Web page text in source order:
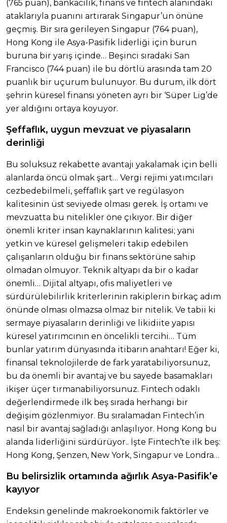
(765 puan), bankacılık, finans ve fintech alanındaki
ataklarıyla puanını artırarak Singapur’un önüne
geçmiş. Bir sıra gerileyen Singapur (764 puan),
Hong Kong ile Asya-Pasifik liderliği için burun
buruna bir yarış içinde… Beşinci sıradaki San
Francisco (744 puan) ile bu dörtlü arasında tam 20
puanlık bir uçurum bulunuyor. Bu durum, ilk dört
şehrin küresel finansı yöneten ayrı bir ‘Süper Lig’de
yer aldığını ortaya koyuyor.
Şeffaflık, uygun mevzuat ve piyasaların
derinliği
Bu soluksuz rekabette avantajı yakalamak için belli
alanlarda öncü olmak şart… Vergi rejimi yatımcıları
cezbedebilmeli, şeffaflık şart ve regülasyon
kalitesinin üst seviyede olması gerek. İş ortamı ve
mevzuatta bu nitelikler öne çıkıyor. Bir diğer
önemli kriter insan kaynaklarının kalitesi; yani
yetkin ve küresel gelişmeleri takip edebilen
çalışanların olduğu bir finans sektörüne sahip
olmadan olmuyor. Teknik altyapı da bir o kadar
önemli… Dijital altyapı, ofis maliyetleri ve
sürdürülebilirlik kriterlerinin rakiplerin birkaç adım
önünde olması olmazsa olmaz bir nitelik. Ve tabii ki
sermaye piyasaların derinliği ve likidiite yapısı
küresel yatırımcının en öncelikli tercihi… Tüm
bunlar yatırım dünyasında itibarın anahtarı! Eğer ki,
finansal teknolojilerde de fark yaratabiliyorsunuz,
bu da önemli bir avantaj ve bu sayede basamakları
ikişer üçer tırmanabiliyorsunuz. Fintech odaklı
değerlendirmede ilk beş sırada herhangi bir
değişim gözlenmiyor. Bu sıralamadan Fintech’in
nasıl bir avantaj sağladığı anlaşılıyor. Hong Kong bu
alanda liderliğini sürdürüyor.. İşte Fintech’te ilk beş:
Hong Kong, Şenzen, New York, Singapur ve Londra…
Bu belirsizlik ortamında ağırlık Asya-Pasifik’e
kayıyor
Endeksin genelinde makroekonomik faktörler ve